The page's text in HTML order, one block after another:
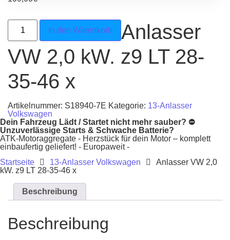
Anlasser VW 2,0 kW. z9 LT 28-35-46 x Menge
In den Warenkorb
Anlasser
VW 2,0 kW. z9 LT 28-
35-46 x
Artikelnummer: S18940-7E Kategorie: 13-Anlasser
Volkswagen
Dein Fahrzeug Lädt / Startet nicht mehr sauber? ⛔
Unzuverlässige Starts & Schwache Batterie?
ATK-Motoraggregate - Herzstück für dein Motor – komplett
einbaufertig geliefert! - Europaweit -
Startseite
13-Anlasser Volkswagen
Anlasser VW 2,0
kW. z9 LT 28-35-46 x
Beschreibung
Beschreibung